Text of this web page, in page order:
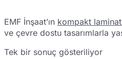
EMF İnşaat’ın kompakt
ve çevre dostu tasarımlarla
Tek bir sonuç gösteriliyor